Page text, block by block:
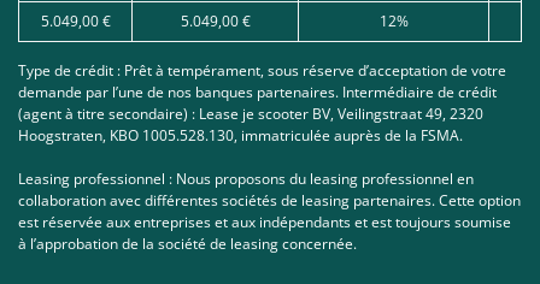
5.049,00 €
5.049,00 € 12%
Type de crédit : Prêt à tempérament, sous réserve d’acceptation de votre
demande par l’une de nos banques partenaires. Intermédiaire de crédit
(agent à titre secondaire) : Lease je scooter BV, Veilingstraat 49, 2320
Hoogstraten, KBO 1005.528.130, immatriculée auprès de la FSMA.
Leasing professionnel : Nous proposons du leasing professionnel en
collaboration avec différentes sociétés de leasing partenaires. Cette option
est réservée aux entreprises et aux indépendants et est toujours soumise
à l’approbation de la société de leasing concernée.